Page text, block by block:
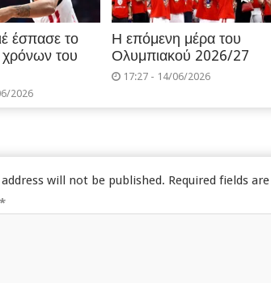
έσπασε το
του
2026
Η επόμενη μέρα του
Ολυμπιακού 2026/27
17:27 - 14/06/2026
will not be published. Required fields
*